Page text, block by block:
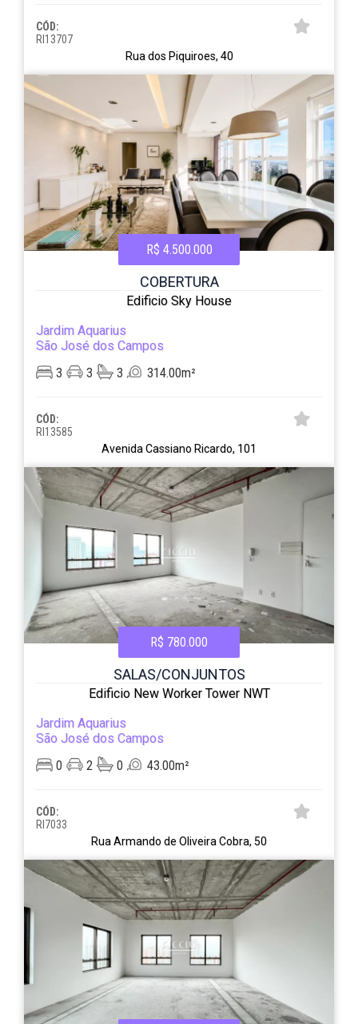
CÓD:
RI13707
Rua dos Piquiroes, 40
R$ 4.500.000
COBERTURA
Edificio Sky House
Jardim Aquarius
São José dos Campos
3
3 3 314.00m²
CÓD:
RI13585
Avenida Cassiano Ricardo, 101
R$ 780.000
SALAS/CONJUNTOS
Edificio New Worker Tower NWT
Jardim Aquarius
São José dos Campos
0
2 0 43.00m²
CÓD:
RI7033
Rua Armando de Oliveira Cobra, 50